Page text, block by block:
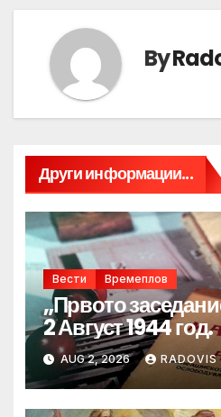
By
Други информации...
Вести Времеплов
„Првото
2 Август 1944 год.
AUG 2, 2026 RADOVIS